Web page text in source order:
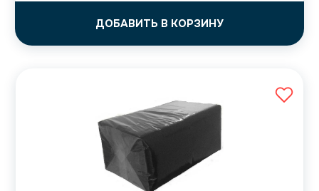
ДОБАВИТЬ В КОРЗИНУ